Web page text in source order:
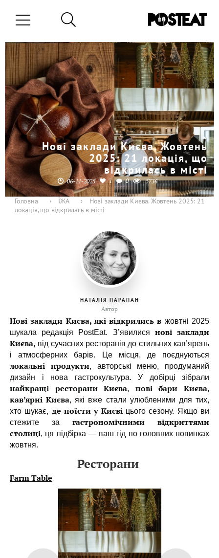
Нові заклади Києва. Жовтень
2025: 21 локація, що
відкрилась в місті
06-11-2025 1 0 5736
Головна › ЇЖА ›
Нові заклади Києва. Жовтень 2025: 21
локація, що відкрилась в місті
НАТАЛІЯ ПАРАПАН
Автор
Нові заклади Києва, які відкрились в жовтні 2025
шукала редакція PostEat. З’явилися нові заклади
Києва, від сучасних ресторанів до стильних кав’ярень
і атмосферних барів. Це місця, де поєднуються
локальні продукти, авторські меню, продуманий
дизайн і нова гастрокультура. У добірці зібрали
найкращі ресторани Києва, нові бари Києва,
кав’ярні Києва, які вже стали улюбленими для тих,
хто шукає, де поїсти у Києвіцього сезону. Якщо ви
стежите за гастрономічними відкриттями
столиці, ця підбірка — ваш гід по головних новинках
жовтня.
Ресторани
Farm Table